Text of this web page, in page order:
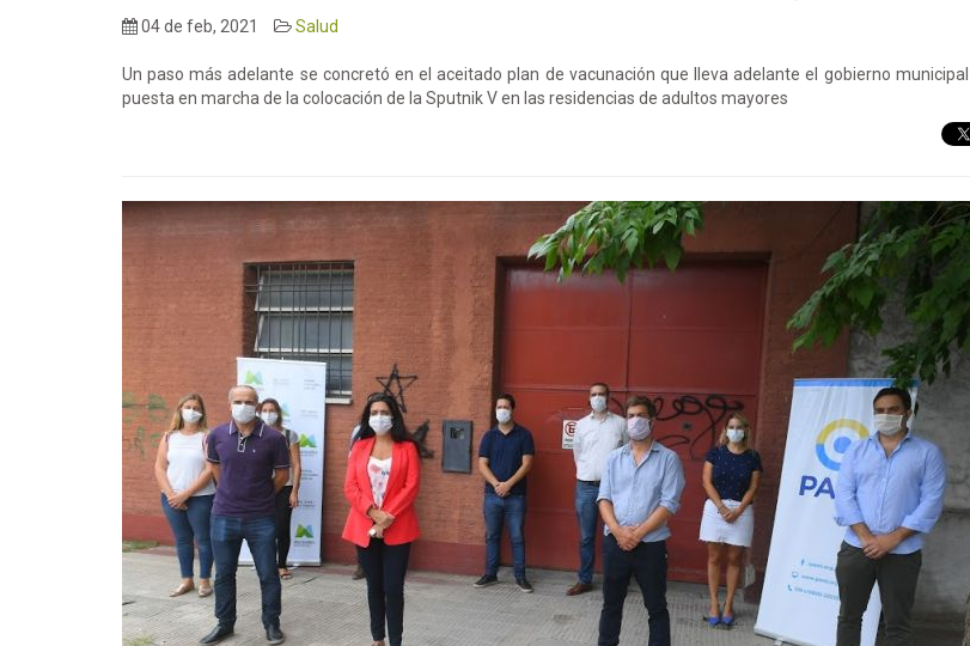
04 de feb, 2021 Salud
Un paso más adelante se concretó en el aceitado plan de vacunación que lleva adelante el gobierno
puesta en marcha de la colocación de la Sputnik V en las residencias de adultos mayores